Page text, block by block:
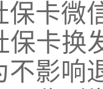
保卡微
保卡
不影响